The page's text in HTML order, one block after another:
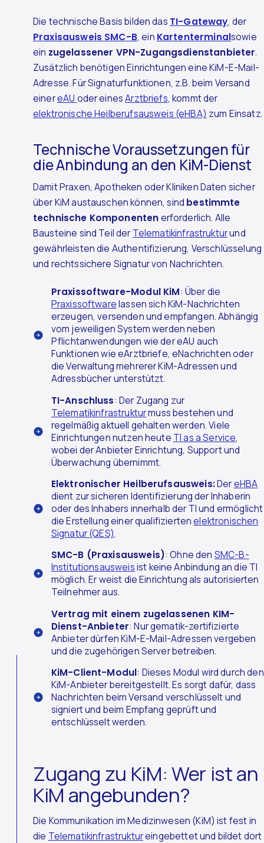
Die technische Basis bilden das TI-Gateway, der
Praxisausweis SMC-B, ein Kartenterminalsowie
ein zugelassener VPN-Zugangsdienstanbieter.
Zusätzlich benötigen Einrichtungen eine KiM-E-Mail-
Adresse. Für Signaturfunktionen, z.B. beim Versand
einereAU oder einesArztbriefs, kommt der
elektronische Heilberufsausweis (eHBA) zum Einsatz.
Technische Voraussetzungen für
die Anbindung an den KiM-Dienst
Damit Praxen, Apotheken oder Kliniken Daten sicher
über KiM austauschen können, sind bestimmte
technische Komponentenerforderlich. Alle
Bausteine sind Teil der Telematikinfrastrukturund
gewährleisten die Authentifizierung, Verschlüsselung
und rechtssichere Signatur von Nachrichten.
Praxissoftware-Modul KiM: Über die
Praxissoftwarelassen sich KiM-Nachrichten
erzeugen, versenden und empfangen. Abhängig
vom jeweiligen System werden neben
Pflichtanwendungen wie der eAU auch
Funktionen wie eArztbriefe, eNachrichten oder
die Verwaltung mehrerer KiM-Adressen und
Adressbücher unterstützt.
TI-Anschluss: Der Zugang zur
Telematikinfrastrukturmuss bestehen und
regelmäßig aktuell gehalten werden. Viele
Einrichtungen nutzen heute TI as a Service,
wobei der Anbieter Einrichtung, Support und
Überwachung übernimmt.
Elektronischer Heilberufsausweis:DereHBA
dient zur sicheren Identifizierung der Inhaberin
oder des Inhabers innerhalb der TI und ermöglicht
die Erstellung einer qualifiziertenelektronischen
Signatur (QES).
SMC-B (Praxisausweis): Ohne den SMC-B-
Institutionsausweisist keine Anbindung an die TI
möglich. Er weist die Einrichtung als autorisierten
Teilnehmer aus.
Vertrag mit einem zugelassenen KIM-
Dienst-Anbieter: Nur gematik-zertifizierte
Anbieter dürfen KiM-E-Mail-Adressen vergeben
und die zugehörigen Server betreiben.
KiM-Client-Modul: Dieses Modul wird durch den
KiM-Anbieter bereitgestellt. Es sorgt dafür, dass
Nachrichten beim Versand verschlüsselt und
signiert und beim Empfang geprüft und
entschlüsselt werden.
Zugang zu KiM: Wer ist an
KiM angebunden?
Die Kommunikation im Medizinwesen (KiM) ist fest in
die Telematikinfrastruktureingebettet und bildet dort